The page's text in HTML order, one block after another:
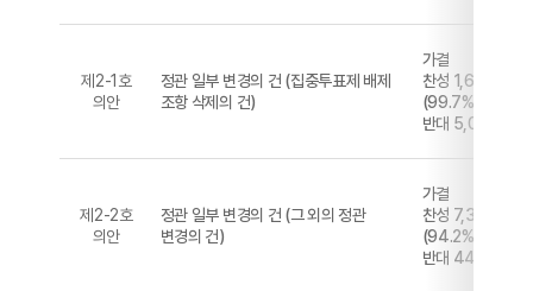
제2-1호
의안
정관 일부 변경의 건 (집중투표제 배제
조항 삭제의 건)
가결
찬성 1,661,905
(99.7%)
반대 5,077
제2-2호
의안
정관 일부 변경의 건 (그 외의 정관
변경의 건)
가결
찬성 7,314,728
(94.2%)
반대 449,028